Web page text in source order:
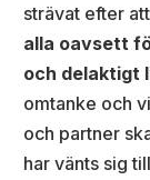
strävat efter
alla oavsett
och delaktigt
omtanke och
och partner
har vänts sig